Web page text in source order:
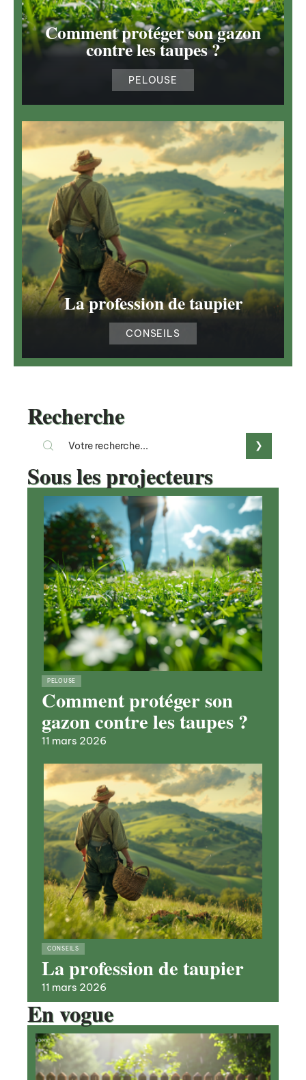
Comment protéger son gazon
contre les taupes ?
PELOUSE
La profession de taupier
CONSEILS
Recherche
Sous les projecteurs
PELOUSE
Comment protéger son
gazon contre les taupes ?
11 mars 2026
CONSEILS
La profession de taupier
11 mars 2026
En vogue